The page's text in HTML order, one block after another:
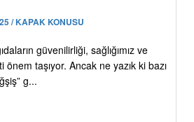
/ KAPAK KONUSU
güvenilirliği, sağlığımız ve
önem taşıyor. Ancak ne yazık ki bazı
g...